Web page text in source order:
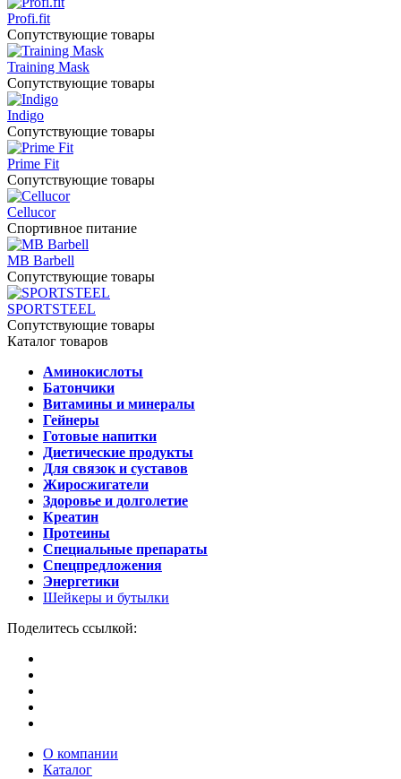
Profi.fit
Сопутствующие товары
Training Mask
Сопутствующие товары
Indigo
Сопутствующие товары
Prime Fit
Сопутствующие товары
Cellucor
Спортивное питание
MB Barbell
Сопутствующие товары
SPORTSTEEL
Сопутствующие товары
Каталог товаров
Аминокислоты
Батончики
Витамины и минералы
Гейнеры
Готовые напитки
Диетические продукты
Для связок и суставов
Жиросжигатели
Здоровье и долголетие
Креатин
Протеины
Специальные препараты
Спецпредложения
Энергетики
Шейкеры и бутылки
Поделитесь ссылкой:
О компании
Каталог